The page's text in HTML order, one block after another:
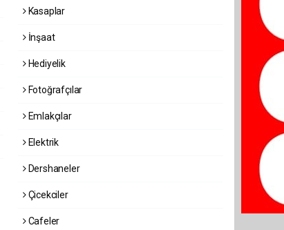
Kasaplar
İnşaat
Hediyelik
Fotoğrafçılar
Emlakçılar
Elektrik
Dershaneler
Çicekciler
Cafeler